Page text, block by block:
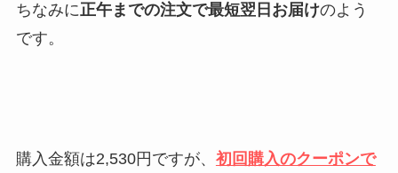
ちなみに正午までの注文で最短翌日お届けのよう
です。
購入金額は2,530円ですが、 初回購入のクーポンで